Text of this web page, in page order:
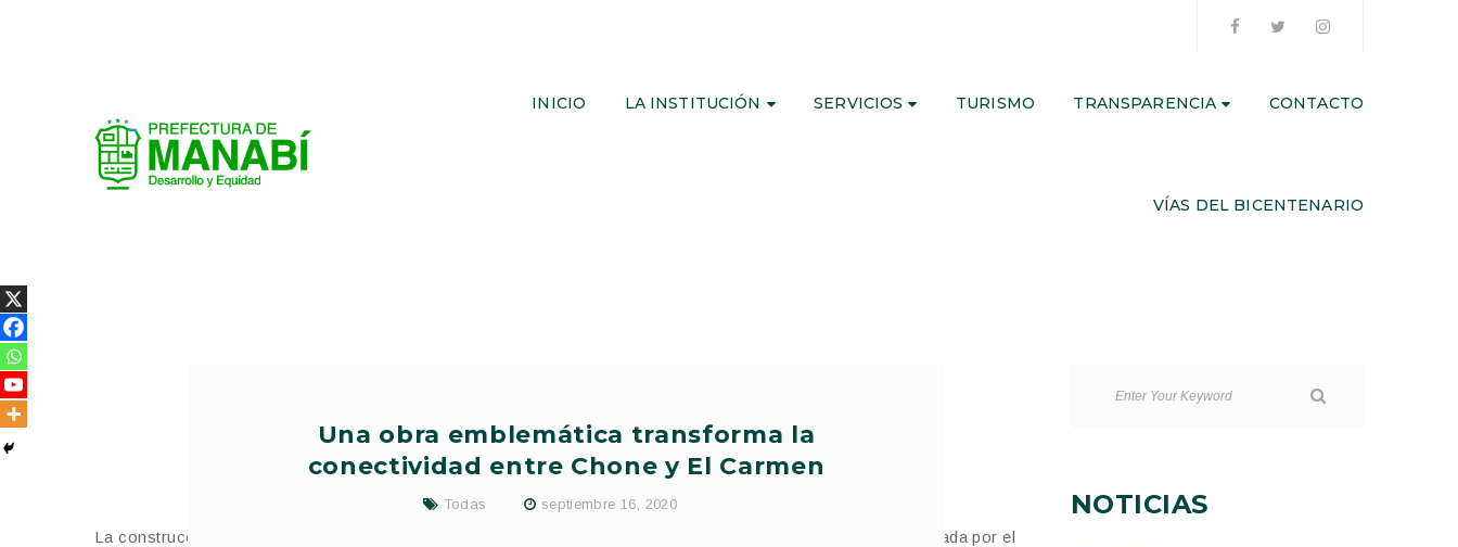
INICIO LA INSTITUCIÓN SERVICIOS TURISMO TRANSPARENCIA CONTACTO
VÍAS DEL BICENTENARIO
Una obra emblemática transforma la
conectividad entre Chone y El Carmen
Todas septiembre 16, 2020
La construcción del gran Eje de Integración Vial Centro Norte, que conecta Chone y El Carmen, fue inspeccionada por el
NOTICIAS